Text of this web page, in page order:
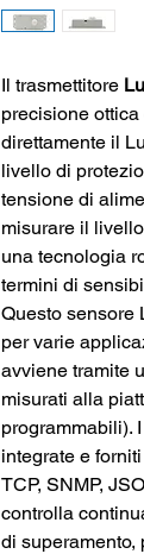
Il trasmettitore Lu
precisione ottica
direttamente il Lu
livello di protezio
tensione di alime
misurare il livel
una tecnologia
termini di sensibi
Questo sensore
per varie ap
avviene tramite u
misurati alla
programmabili).
integrate e forniti
TCP, SNMP,
controlla contin
di superamento,